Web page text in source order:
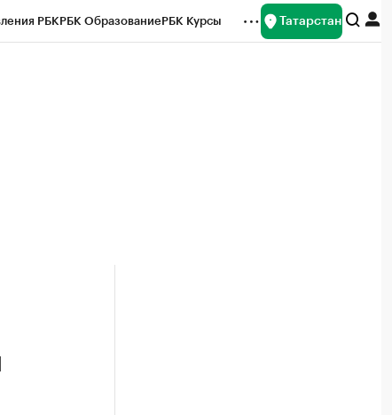
РБКРБК ОбразованиеРБК Курсы Татарстан